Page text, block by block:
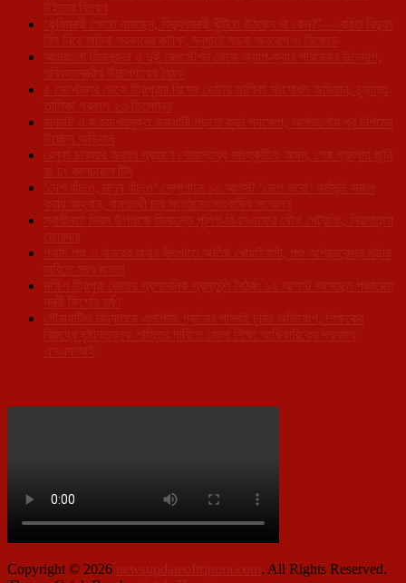
উইডার বিতরণ
‘কৃষিমন্ত্রী ক্ষেতে নামছেন, বিদ্যুৎমন্ত্রী খুঁটিতে উঠছেন না কেন?’— বর্ধিত বিদ্যুৎ
বিল নিয়ে মানিক সরকারের কটাক্ষ, মনুঘাটে সড়ক অবরোধ ও বিক্ষোভ
আগরতলা বিমানবন্দর ও দুই রেলস্টেশন থেকে অ্যাপ-ক্যাব পরিষেবার উদ্যোগ,
পরিবহনমন্ত্রীর উচ্চপর্যায়ের বৈঠক
৫ সেপ্টেম্বর থেকে ত্রিপুরায় বিশেষ ভোটার তালিকা সংশোধন অভিযান, চূড়ান্ত
তালিকা প্রকাশ ২৩ ডিসেম্বর
যানজট ও জবরদখলমুক্ত রাজধানী গড়তে কড়া পদক্ষেপ, আগরতলায় পুর নিগমের
উচ্ছেদ অভিযান
রেনুকা চাকমার অকাল প্রয়াণে শোকস্তব্ধ সাংস্কৃতিক অঙ্গন, শেষ শ্রদ্ধায় জুনি
রং ঢং কালচারাল টিম
‘দেশ বাঁচাও, মানুষ বাঁচাও’ স্লোগানে ১০ আগস্ট ‘জেল ভরো’ কর্মসূচি সফল
করার আহ্বান, বামপন্থী চার সংগঠনের সাংবাদিক সম্মেলন
স্বাধীনতা দিবস উপলক্ষে সিমান্তে পুলিশ-বিএসএফের যৌথ পেট্রলিং, নিরাপত্তা
জোরদার
গবাদি পশু ও বানরের অবাধ উৎপাতে অতিষ্ঠ খোয়াইবাসী, পশু আশ্রয়কেন্দ্র গড়ার
দাবিতে সরব জনতা
দক্ষিণ ত্রিপুরা জেলায় প্রশাসনিক প্রস্তুতি বৈঠক: ১২ আগস্ট আসছেন পঞ্চায়েত
মন্ত্রী কিশোর বর্মণ
গৌরাঙ্গটিলা বিদ্যালয়ে এলপিজি গ্যাসের পাসবই চুরির অভিযোগ, শিক্ষকের
বিরুদ্ধে দৃষ্টান্তমূলক শাস্তির দাবিতে জেলা শিক্ষা আধিকারিকের দ্বারস্থ
এসএফআই
Copyright © 2026 newsupdateoftripura.com. All Rights Reserved.